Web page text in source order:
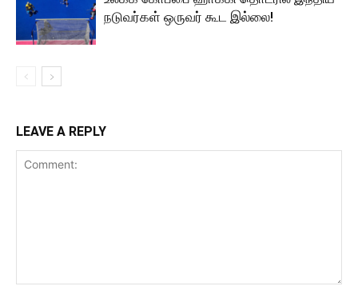
நடுவர்கள் ஒருவர் கூட இல்லை!
LEAVE A REPLY